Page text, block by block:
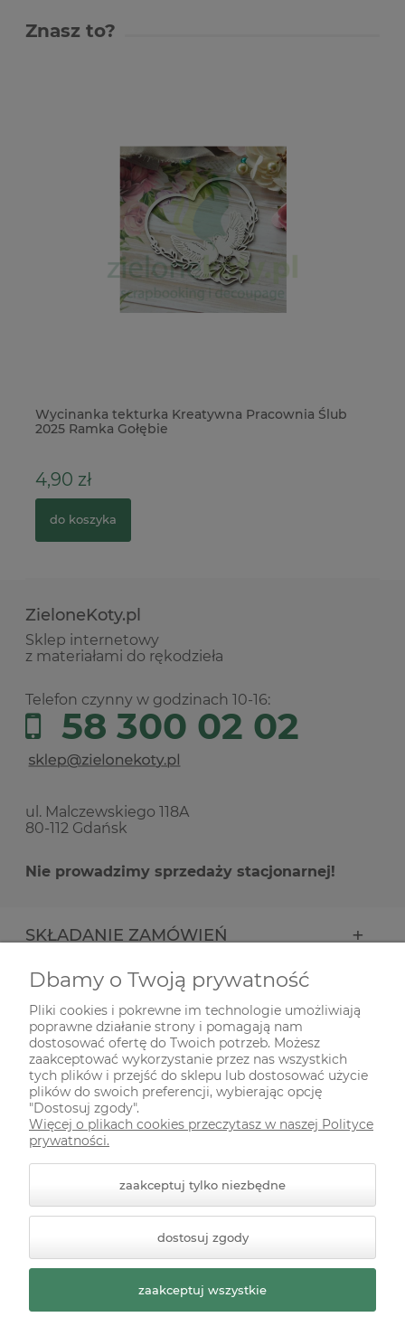
Znasz to?
Wycinanka tekturka Kreatywna Pracownia Ślub
2025 Ramka Gołębie
4,90 zł
do koszyka
ZieloneKoty.pl
Sklep internetowy
z materiałami do rękodzieła
Telefon czynny w godzinach 10-16:
58 300 02 02
ul. Malczewskiego 118A
80-112 Gdańsk
Nie prowadzimy sprzedaży stacjonarnej!
SKŁADANIE ZAMÓWIEŃ
INFORMACJE
ODWIEDŹ NAS NA
Styl graficzny ShopGadget.pl
Sklep internetowy Shoper
Premium
Dbamy o Twoją prywatność
Pliki cookies i pokrewne im technologie umożliwiają
poprawne działanie strony i pomagają nam
dostosować ofertę do Twoich potrzeb. Możesz
zaakceptować wykorzystanie przez nas wszystkich
tych plików i przejść do sklepu lub dostosować użycie
plików do swoich preferencji, wybierając opcję
"Dostosuj zgody".
Więcej o plikach cookies przeczytasz w naszej Polityce
prywatności.
zaakceptuj tylko niezbędne
dostosuj zgody
zaakceptuj wszystkie